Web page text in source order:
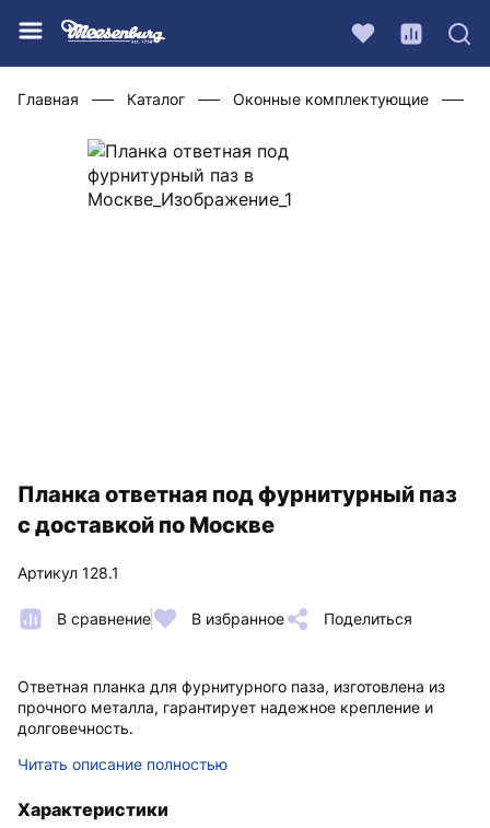
Главная Каталог Оконные комплектующие
Планка ответная под фурнитурный паз
с доставкой по Москве
Артикул 128.1
В сравнение В избранное Поделиться
Ответная планка для фурнитурного паза, изготовлена из
прочного металла, гарантирует надежное крепление и
долговечность.
Читать описание полностью
Характеристики